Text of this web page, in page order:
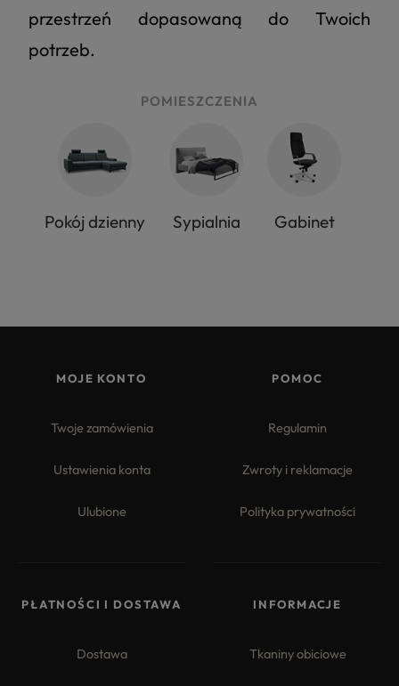
przestrzeń dopasowaną do Twoich
potrzeb.
POMIESZCZENIA
Pokój dzienny Sypialnia Gabinet
MOJE KONTO
Twoje zamówienia
Ustawienia konta
Ulubione
POMOC
Regulamin
Zwroty i reklamacje
Polityka prywatności
PŁATNOŚCI I DOSTAWA
Dostawa
INFORMACJE
Tkaniny obiciowe